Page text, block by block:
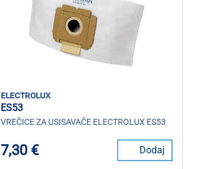
electrolux
ES53
VREČICE ZA USISAVAČE ELECTROLUX ES53
7,30 € Dodaj